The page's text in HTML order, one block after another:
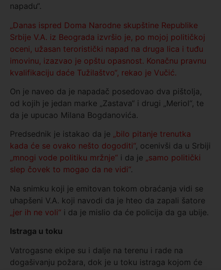
napadu“.
„Danas ispred Doma Narodne skupštine Republike
Srbije V.A. iz Beograda izvršio je, po mojoj političkoj
oceni, užasan teroristički napad na druga lica i tuđu
imovinu, izazvao je opštu opasnost. Konačnu pravnu
kvalifikaciju daće Tužilaštvo“, rekao je Vučić.
On je naveo da je napadač posedovao dva pištolja,
od kojih je jedan marke „Zastava“ i drugi „Meriol“, te
da je upucao Milana Bogdanovića.
Predsednik je istakao da je „bilo pitanje trenutka
kada će se ovako nešto dogoditi“, ocenivši da u Srbiji
„mnogi vode politiku mržnje“ i da je „samo politički
slep čovek to mogao da ne vidi“.
Na snimku koji je emitovan tokom obraćanja vidi se
uhapšeni V.A. koji navodi da je hteo da zapali šatore
„jer ih ne voli“ i da je mislio da će policija da ga ubije.
Istraga u toku
Vatrogasne ekipe su i dalje na terenu i rade na
dogašivanju požara, dok je u toku istraga kojom će